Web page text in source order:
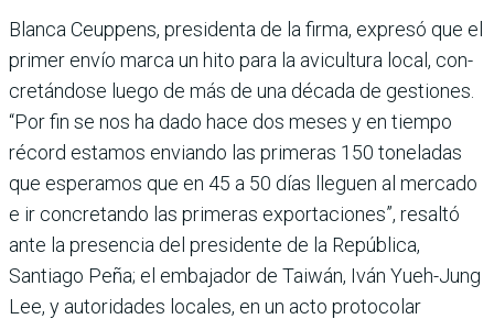
Blanca Ceuppens, presidenta de la firma, expresó que el
primer envío marca un hito para la avicultura local, con­
cretándose luego de más de una década de gestiones.
“Por fin se nos ha dado hace dos meses y en tiempo
récord estamos enviando las prime­ras 150 toneladas
que espera­mos que en 45 a 50 días lleguen al mercado
e ir concretando las primeras exportaciones”, resaltó
ante la presencia del presidente de la República,
Santiago Peña; el embajador de Taiwán, Iván Yueh-Jung
Lee, y autoridades locales, en un acto protocolar